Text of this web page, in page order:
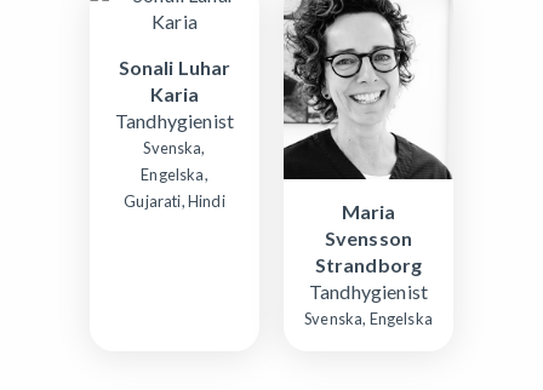
Sonali Luhar
Karia
Tandhygienist
Svenska,
Engelska,
Gujarati, Hindi
Maria
Svensson
Strandborg
Tandhygienist
Svenska, Engelska